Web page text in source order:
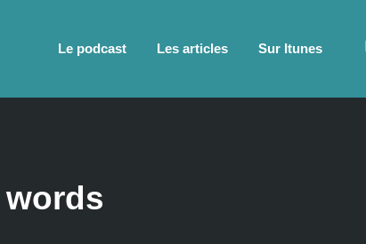
Le podcast Les articles Sur Itunes